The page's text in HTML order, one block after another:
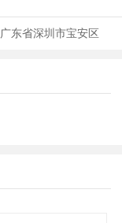
广东省深圳市宝安区